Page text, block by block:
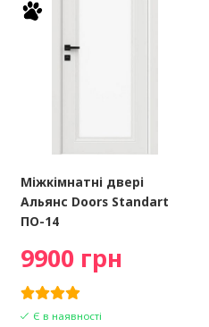
Міжкімнатні двері
Альянс Doors Standart
ПО-14
9900 грн
Є в наявності